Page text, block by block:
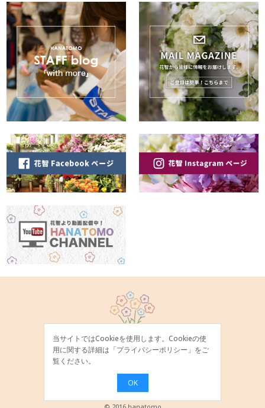
当サイトではCookieを使用します。Cookieの使
用に関する詳細は「プライバシーポリシー 」をご
覧ください。
OK